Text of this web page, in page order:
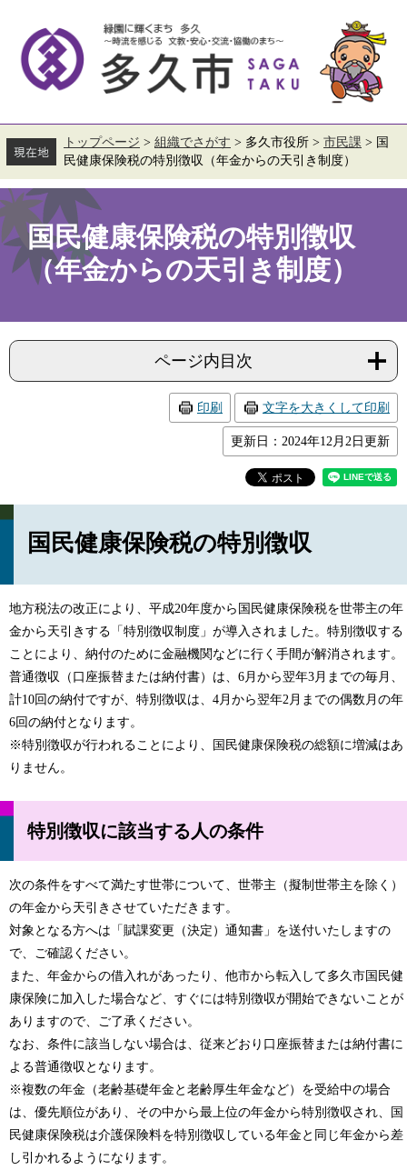
す。
し
て
へ
トップページ > 組織でさがす > 多久市役所 > 市民課 > 国
民健康保険税の特別徴収（年金からの天引き制度）
本
文
国民健康保険税の特別徴収
（年金からの天引き制度）
ページ内目次
印刷 文字を大きくして印刷
更新日：2024年12月2日更新
国民健康保険税の特別徴収
地方税法の改正により、平成20年度から国民健康保険税を世帯主の年
金から天引きする「特別徴収制度」が導入されました。特別徴収する
ことにより、納付のために金融機関などに行く手間が解消されます。
普通徴収（口座振替または納付書）は、6月から翌年3月までの毎月、
計10回の納付ですが、特別徴収は、4月から翌年2月までの偶数月の年
6回の納付となります。
※特別徴収が行われることにより、国民健康保険税の総額に増減はあ
りません。
特別徴収に該当する人の条件
次の条件をすべて満たす世帯について、世帯主（擬制世帯主を除く）
の年金から天引きさせていただきます。
対象となる方へは「賦課変更（決定）通知書」を送付いたしますの
で、ご確認ください。
また、年金からの借入れがあったり、他市から転入して多久市国民健
康保険に加入した場合など、すぐには特別徴収が開始できないことが
ありますので、ご了承ください。
なお、条件に該当しない場合は、従来どおり口座振替または納付書に
よる普通徴収となります。
※複数の年金（老齢基礎年金と老齢厚生年金など）を受給中の場合
は、優先順位があり、その中から最上位の年金から特別徴収され、国
民健康保険税は介護保険料を特別徴収している年金と同じ年金から差
し引かれるようになります。